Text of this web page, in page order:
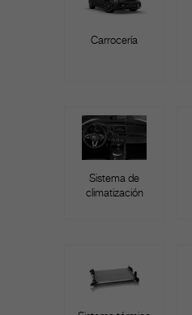
Carrocería
Sistema de
climatización